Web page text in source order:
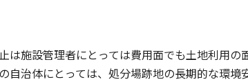
は施設管理者にとっては費用面でも土地利用
自治体にとっては、処分場跡地の長期的な環